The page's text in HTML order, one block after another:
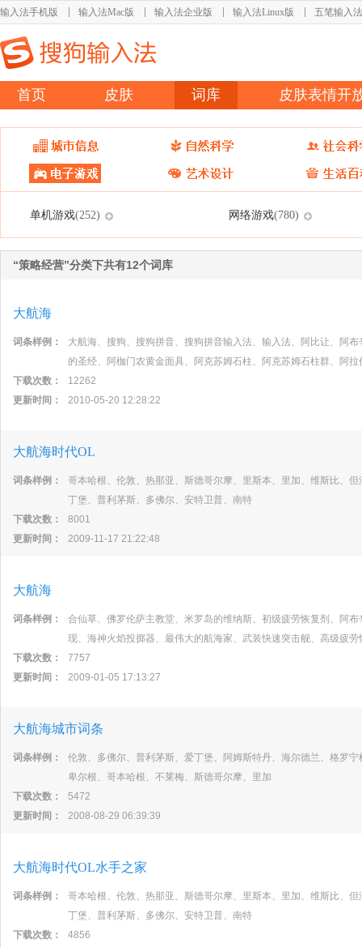
输入法手机版 输入法Mac版 输入法企业版 输入法Linux版 五笔输入法
首页 皮肤 词库 皮肤表情开
单机游戏(252) 网络游戏(780)
“策略经营”分类下共有12个词库
大航海
词条样例：
大航海、搜狗、搜狗拼音、搜狗拼音输入法、输入法、阿比让、阿
的圣经、阿枷门农黄金面具、阿克苏姆石柱、阿克苏姆石柱群、阿
下载次数：
12262
更新时间：
2010-05-20 12:28:22
大航海时代OL
词条样例：
哥本哈根、伦敦、热那亚、斯德哥尔摩、里斯本、里加、维斯比、
丁堡、普利茅斯、多佛尔、安特卫普、南特
下载次数：
8001
更新时间：
2009-11-17 21:22:48
大航海
词条样例：
合仙草、佛罗伦萨主教堂、米罗岛的维纳斯、初级疲劳恢复剂、阿
现、海神火焰投掷器、最伟大的航海家、武装快速突击舰、高级疲
下载次数：
7757
更新时间：
2009-01-05 17:13:27
大航海城市词条
词条样例：
伦敦、多佛尔、普利茅斯、爱丁堡、阿姆斯特丹、海尔德兰、格罗
卑尔根、哥本哈根、不莱梅、斯德哥尔摩、里加
下载次数：
5472
更新时间：
2008-08-29 06:39:39
大航海时代OL水手之家
词条样例：
哥本哈根、伦敦、热那亚、斯德哥尔摩、里斯本、里加、维斯比、
丁堡、普利茅斯、多佛尔、安特卫普、南特
下载次数：
4856